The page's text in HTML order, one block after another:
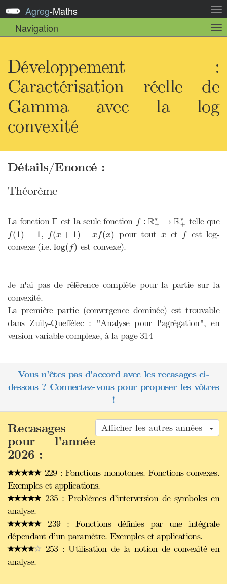
la
Agreg-Maths
Navigation
la
Développement :
Caractérisation réelle de
Gamma avec la log
convexité
Détails/Enoncé :
Théorème
La fonction Γ
Γ est la seule fonction f : R∗
+ → R∗
+
:R +∗ R+∗ telle que
f(1) = 1
(1)= , f(x + 1) = x f(x)
(x 1 )= pour tout x
x et f
f
est log-
convexe (i.e.log( f)
log ( f) est convexe).
Je n'ai pas de référence complète pour la partie sur la
convexité.
La première partie (convergence dominée) est trouvable
dans Zuily-Queffélec : "Analyse pour l'agrégation", en
version variable complexe, à la page 314
Vous n'êtes pas d'accord avec les recasages ci-
dessous ? Connectez-vous pour proposer les vôtres
!
Afficher les autres années
Recasages
pour l'année
2026 :
229 : Fonctions monotones. Fonctions convexes.
Exemples et applications.
235 : Problèmes d’interversion de symboles en
analyse.
239 : Fonctions définies par une intégrale
dépendant d’un paramètre. Exemples et applications.
253 : Utilisation de la notion de convexité en
analyse.